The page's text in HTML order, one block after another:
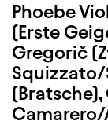
Phoebe
(Erste
Gregorič
Camarero/